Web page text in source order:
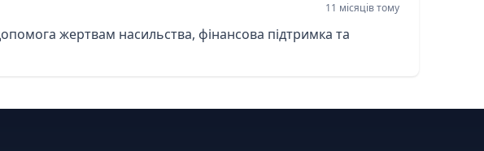
11 місяців тому
жертвам насильства, фінансова підтримка та